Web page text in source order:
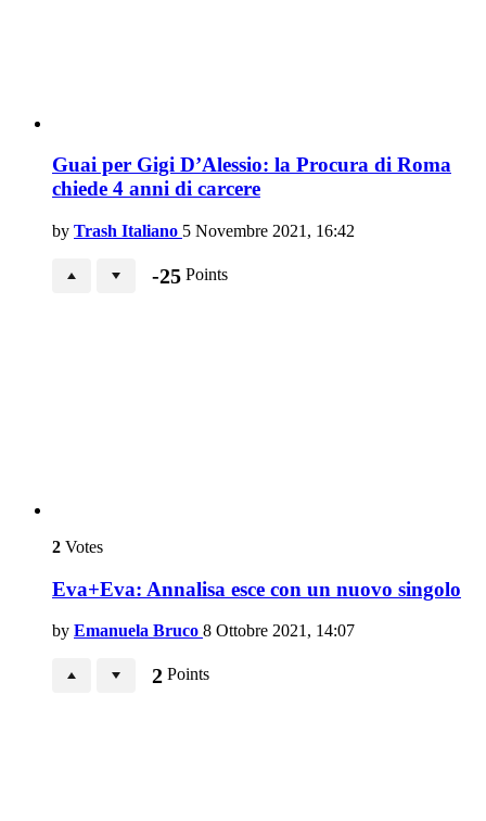
Guai per Gigi D’Alessio: la Procura di Roma
chiede 4 anni di carcere
by Trash Italiano 5 Novembre 2021, 16:42
-25 Points
2 Votes
Eva+Eva: Annalisa esce con un nuovo singolo
by Emanuela Bruco 8 Ottobre 2021, 14:07
2 Points